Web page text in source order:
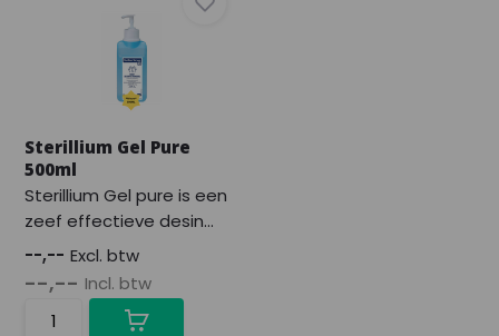
Sterillium Gel Pure
500ml
Sterillium Gel pure is een
zeef effectieve desin...
--,-- Excl. btw
--,-- Incl. btw